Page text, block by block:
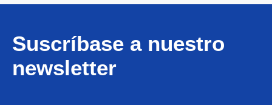
Suscríbase a nuestro
newsletter